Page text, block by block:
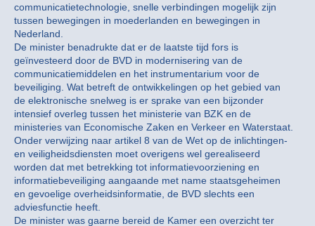
communicatietechnologie, snelle verbindingen mogelijk zijn
tussen bewegingen in moederlanden en bewegingen in
Nederland.
De minister benadrukte dat er de laatste tijd fors is
geïnvesteerd door de BVD in modernisering van de
communicatiemiddelen en het instrumentarium voor de
beveiliging. Wat betreft de ontwikkelingen op het gebied van
de elektronische snelweg is er sprake van een bijzonder
intensief overleg tussen het ministerie van BZK en de
ministeries van Economische Zaken en Verkeer en Waterstaat.
Onder verwijzing naar artikel 8 van de Wet op de inlichtingen-
en veiligheidsdiensten moet overigens wel gerealiseerd
worden dat met betrekking tot informatievoorziening en
informatiebeveiliging aangaande met name staatsgeheimen
en gevoelige overheidsinformatie, de BVD slechts een
adviesfunctie heeft.
De minister was gaarne bereid de Kamer een overzicht ter